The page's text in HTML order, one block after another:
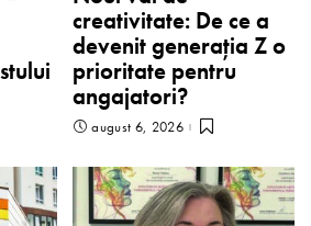
creativitate: De ce a
devenit generația Z o
prioritate pentru
angajatori?
august 6, 2026